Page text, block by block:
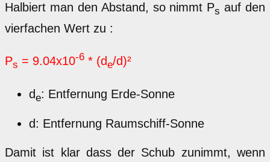
Halbiert man den Abstand, so nimmt Ps auf den
vierfachen Wert zu :
Ps = 9.04x10-6 * (de/d)²
de: Entfernung Erde-Sonne
d: Entfernung Raumschiff-Sonne
Damit ist klar dass der Schub zunimmt, wenn